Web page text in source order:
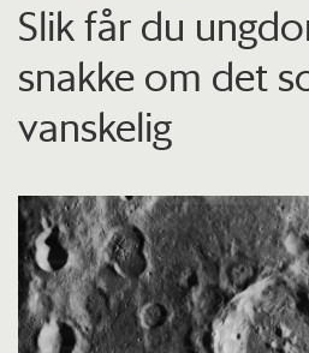
Slik får du
snakke om det
vanskelig